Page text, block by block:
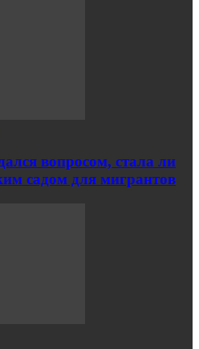
вопросом, стала ли
садом для мигрантов